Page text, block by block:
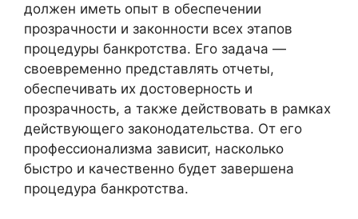
должен иметь опыт в обеспечении
прозрачности и законности всех этапов
процедуры банкротства. Его задача —
своевременно представлять отчеты,
обеспечивать их достоверность и
прозрачность, а также действовать в рамках
действующего законодательства. От его
профессионализма зависит, насколько
быстро и качественно будет завершена
процедура банкротства.